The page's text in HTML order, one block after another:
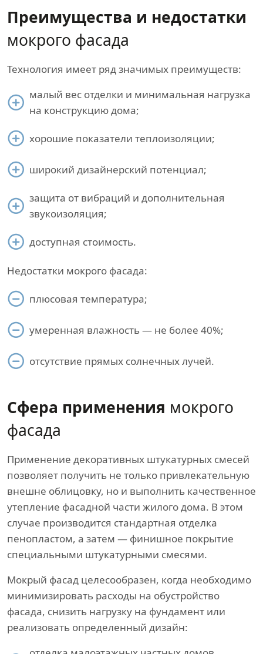
Преимущества и недостатки
мокрого фасада
Технология имеет ряд значимых преимуществ:
малый вес отделки и минимальная нагрузка
на конструкцию дома;
хорошие показатели теплоизоляции;
широкий дизайнерский потенциал;
защита от вибраций и дополнительная
звукоизоляция;
доступная стоимость.
Недостатки мокрого фасада:
плюсовая температура;
умеренная влажность — не более 40%;
отсутствие прямых солнечных лучей.
Сфера применения мокрого
фасада
Применение декоративных штукатурных смесей
позволяет получить не только привлекательную
внешне облицовку, но и выполнить качественное
утепление фасадной части жилого дома. В этом
случае производится стандартная отделка
пенопластом, а затем — финишное покрытие
специальными штукатурными смесями.
Мокрый фасад целесообразен, когда необходимо
минимизировать расходы на обустройство
фасада, снизить нагрузку на фундамент или
реализовать определенный дизайн: